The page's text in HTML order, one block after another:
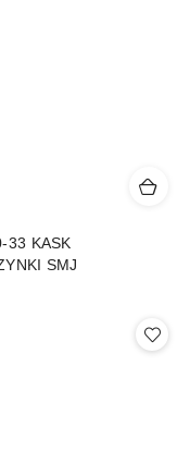
33 KASK
SMJ